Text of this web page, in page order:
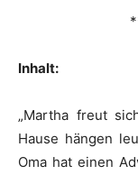
Inhalt:
„Martha freut
Hause hängen
Oma hat einen